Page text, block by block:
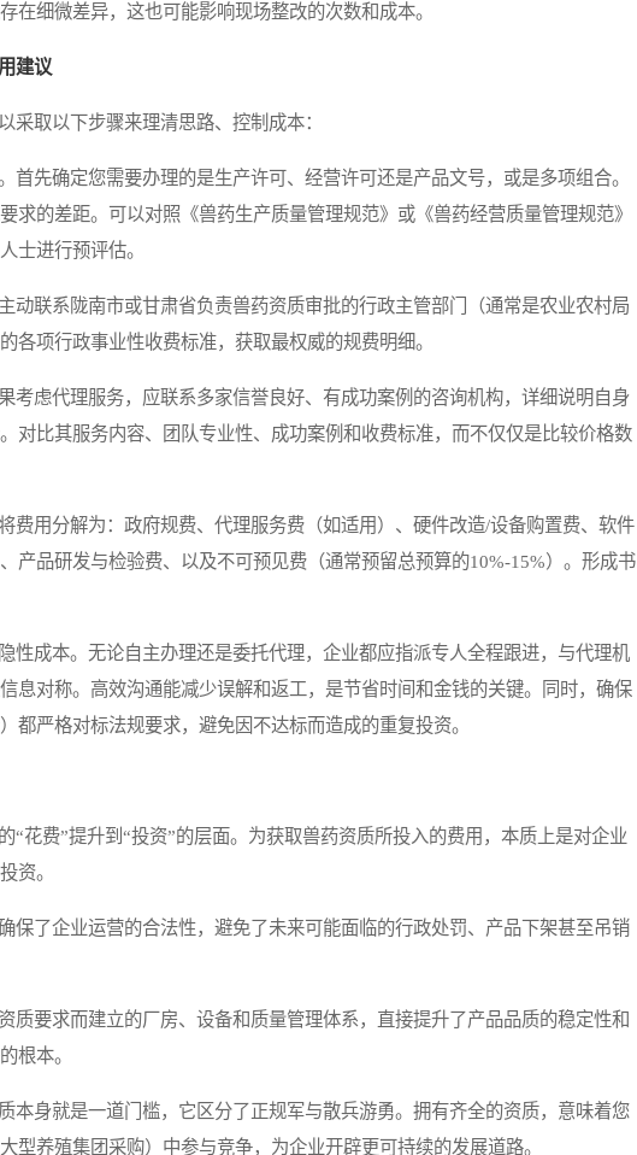
在细微差异，这也可能影响现场整改的次数和成本。
建议
取以下步骤来理清思路、控制成本：
先确定您需要办理的是生产许可、经营许可还是产品文号，或是多项组合。
求的差距。可以对照《兽药生产质量管理规范》或《兽药经营质量管理规范》
士进行预评估。
联系陇南市或甘肃省负责兽药资质审批的行政主管部门（通常是农业农村局
各项行政事业性收费标准，获取最权威的规费明细。
虑代理服务，应联系多家信誉良好、有成功案例的咨询机构，详细说明自身
对比其服务内容、团队专业性、成功案例和收费标准，而不仅仅是比较价格数
用分解为：政府规费、代理服务费（如适用）、硬件改造/设备购置费、软件
产品研发与检验费、以及不可预见费（通常预留总预算的10%-15%）。形成书
成本。无论自主办理还是委托代理，企业都应指派专人全程跟进，与代理机
息对称。高效沟通能减少误解和返工，是节省时间和金钱的关键。同时，确保
都严格对标法规要求，避免因不达标而造成的重复投资。
费”提升到“投资”的层面。为获取兽药资质所投入的费用，本质上是对企业
资。
了企业运营的合法性，避免了未来可能面临的行政处罚、产品下架甚至吊销
要求而建立的厂房、设备和质量管理体系，直接提升了产品品质的稳定性和
根本。
身就是一道门槛，它区分了正规军与散兵游勇。拥有齐全的资质，意味着您
型养殖集团采购）中参与竞争，为企业开辟更可持续的发展道路。